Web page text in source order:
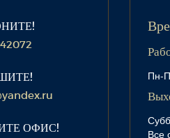
ОФИС!
Пн-
Все